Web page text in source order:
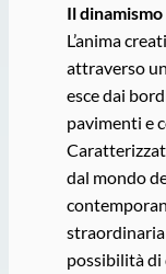
Il
L’anima
attraverso
esce dai
pavimenti e
dal mondo
possibilità di